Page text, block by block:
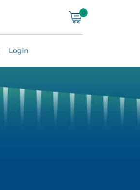
0
Login